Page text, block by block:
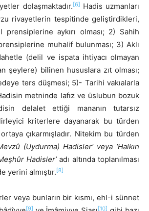
dolaşmaktadır.[6] Hadis uzmanları
rivayetlerin tespitinde geliştirdikleri,
prensiplerine aykırı olması; 2) Sahih
muhalif bulunması; 3) Aklı
(delil ve ispata ihtiyacı olmayan
şeylere) bilinen hususlara zıt olması;
ters düşmesi; 5)- Tarihi vakıalarla
metninde lafız ve üslubun bozuk
delalet ettiği mananın tutarsız
kriterlere dayanarak bu türden
çıkarmışladır. Nitekim bu türden
(Uydurma) Hadisler’ veya ‘Halkın
Hadisler’adı altında toplanılması
yerini almıştır.[8]
veya bunların bir kısmı, ehl-i sünnet
[9] [10]